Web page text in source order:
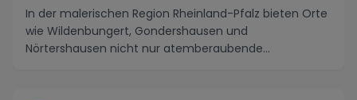
In der malerischen Region Rheinland-Pfalz bieten Orte
wie Wildenbungert, Gondershausen und
Nörtershausen nicht nur atemberaubende